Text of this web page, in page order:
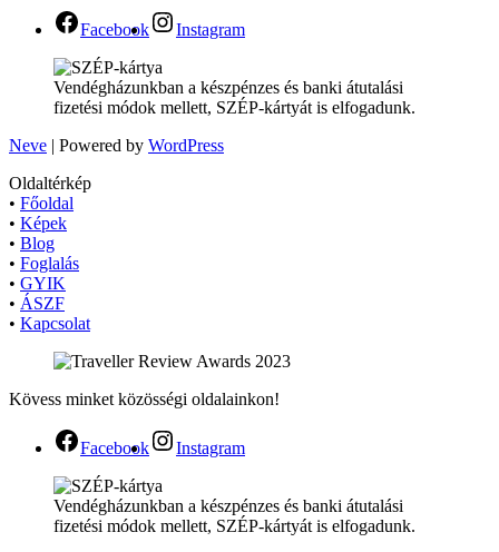
Facebook Instagram
Vendégházunkban a készpénzes és banki átutalási
fizetési módok mellett, SZÉP-kártyát is elfogadunk.
Neve | Powered by WordPress
Oldaltérkép
• Főoldal
• Képek
• Blog
• Foglalás
• GYIK
• ÁSZF
• Kapcsolat
Kövess minket közösségi oldalainkon!
Facebook Instagram
Vendégházunkban a készpénzes és banki átutalási
fizetési módok mellett, SZÉP-kártyát is elfogadunk.